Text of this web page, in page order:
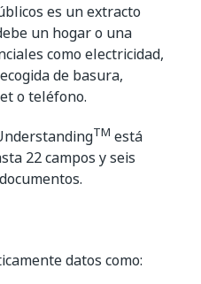
es un extracto
un hogar o una
como electricidad,
de basura,
o teléfono.
TM está
22 campos y seis
datos como: